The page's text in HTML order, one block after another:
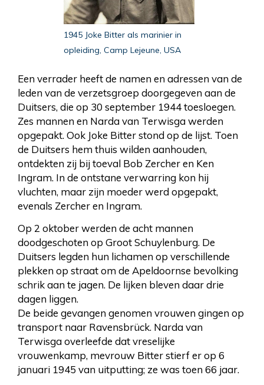
1945 Joke Bitter als marinier in
opleiding, Camp Lejeune, USA
Een verrader heeft de namen en adressen van de
leden van de verzetsgroep doorgegeven aan de
Duitsers, die op 30 september 1944 toesloegen.
Zes mannen en Narda van Terwisga werden
opgepakt. Ook Joke Bitter stond op de lijst. Toen
de Duitsers hem thuis wilden aanhouden,
ontdekten zij bij toeval Bob Zercher en Ken
Ingram. In de ontstane verwarring kon hij
vluchten, maar zijn moeder werd opgepakt,
evenals Zercher en Ingram.
Op 2 oktober werden de acht mannen
doodgeschoten op Groot Schuylenburg. De
Duitsers legden hun lichamen op verschillende
plekken op straat om de Apeldoornse bevolking
schrik aan te jagen. De lijken bleven daar drie
dagen liggen.
De beide gevangen genomen vrouwen gingen op
transport naar Ravensbrück. Narda van
Terwisga overleefde dat vreselijke
vrouwenkamp, mevrouw Bitter stierf er op 6
januari 1945 van uitputting; ze was toen 66 jaar.